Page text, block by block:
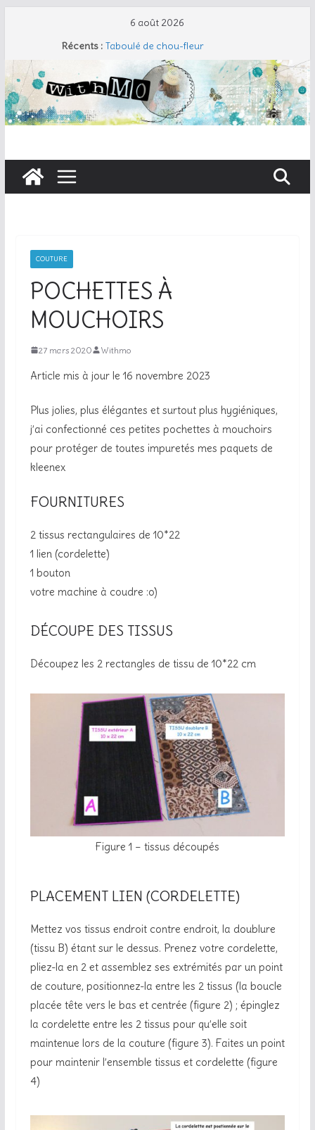
6 août 2026
Récents : Taboulé de chou-fleur
Salade de pâtes façon César
Travers de porc et salade fraîche
Coudre un gant de toilette
Cherry Cobbler
COUTURE
POCHETTES À
MOUCHOIRS
27 mars 2020 Withmo
Article mis à jour le 16 novembre 2023
Plus jolies, plus élégantes et surtout plus hygiéniques,
j’ai confectionné ces petites pochettes à mouchoirs
pour protéger de toutes impuretés mes paquets de
kleenex
FOURNITURES
2 tissus rectangulaires de 10*22
1 lien (cordelette)
1 bouton
votre machine à coudre :o)
DÉCOUPE DES TISSUS
Découpez les 2 rectangles de tissu de 10*22 cm
Figure 1 – tissus découpés
PLACEMENT LIEN (CORDELETTE)
Mettez vos tissus endroit contre endroit, la doublure
(tissu B) étant sur le dessus. Prenez votre cordelette,
pliez-la en 2 et assemblez ses extrémités par un point
de couture, positionnez-la entre les 2 tissus (la boucle
placée tête vers le bas et centrée (figure 2) ; épinglez
la cordelette entre les 2 tissus pour qu’elle soit
maintenue lors de la couture (figure 3). Faites un point
pour maintenir l’ensemble tissus et cordelette (figure
4)